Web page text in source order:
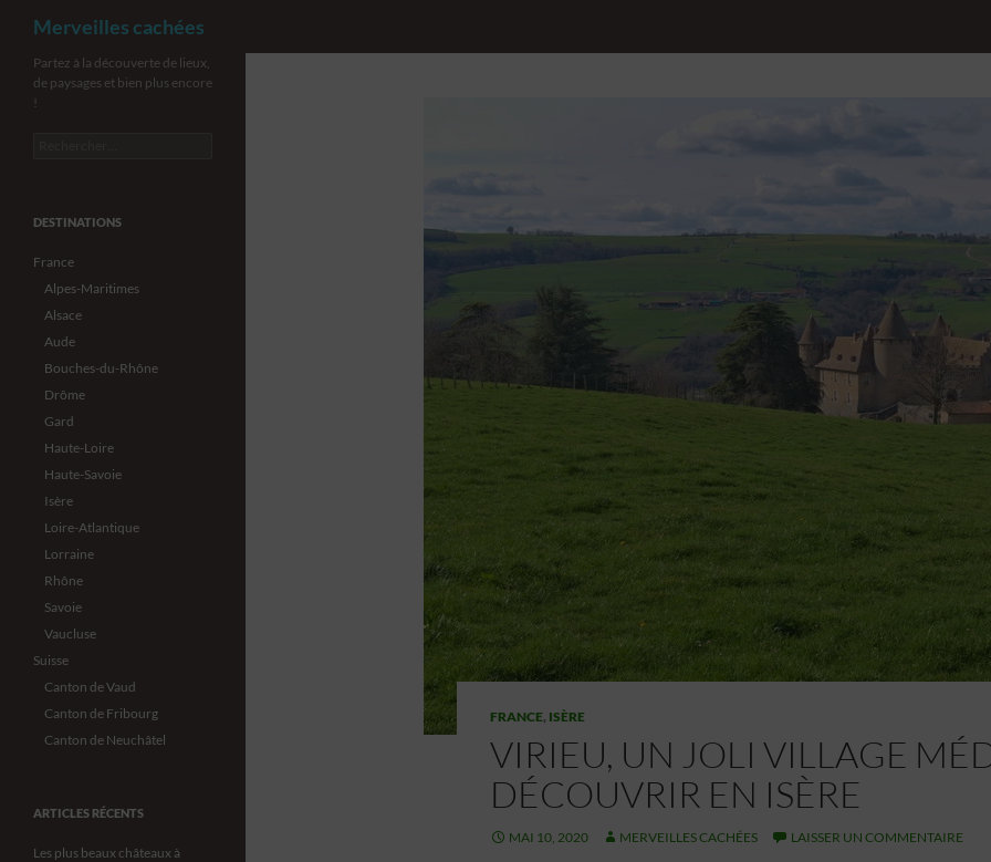
Aller
Merveilles cachées
FRANCE, ISÈRE
VIRIEU, UN JOLI VILLAGE
DÉCOUVRIR EN ISÈRE
MAI 10, 2020 MERVEILLES CACHÉES LAISSER UN COMMENTAIRE
Partez à la découverte de lieux,
de paysages et bien plus encore
!
DESTINATIONS
France
Alpes-Maritimes
Alsace
Aude
Bouches-du-Rhône
Drôme
Gard
Haute-Loire
Haute-Savoie
Isère
Loire-Atlantique
Lorraine
Rhône
Savoie
Vaucluse
Suisse
Canton de Vaud
Canton de Fribourg
Canton de Neuchâtel
ARTICLES RÉCENTS
Les plus beaux châteaux à